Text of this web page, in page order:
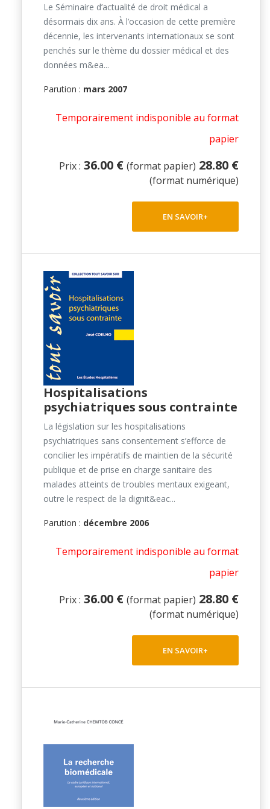
Le Séminaire d’actualité de droit médical a
désormais dix ans. À l’oc­casion de cette première
décennie, les intervenants internationaux se sont
penchés sur le thème du dossier médical et des
données m&ea...
Parution : mars 2007
Temporairement indisponible au format
papier
Prix : 36.00 € (format papier) 28.80 €
(format numérique)
EN SAVOIR+
Hospitalisations
psychiatriques sous contrainte
La législation sur les hospitalisations
psychiatriques sans consentement s’efforce de
concilier les impératifs de maintien de la sécurité
publique et de prise en charge sanitaire des
malades atteints de troubles mentaux exigeant,
outre le respect de la dignit&eac...
Parution : décembre 2006
Temporairement indisponible au format
papier
Prix : 36.00 € (format papier) 28.80 €
(format numérique)
EN SAVOIR+